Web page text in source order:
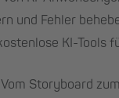
und Fehler
KI-Tools
Storyboard